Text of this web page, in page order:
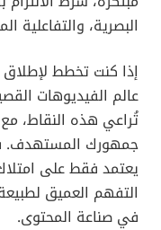
الإبداع المستمر
يحتاج المسوّقون
إبداعية
روتين يُفقدهم
بالتراجع في نسب
مراعاة سياسة
كل منصة لديها
وحقوق النشر.
يتعرض الحساب